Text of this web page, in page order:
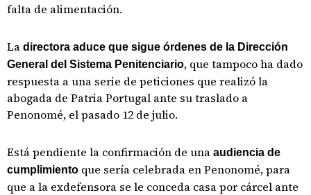
falta de alimentación.
La directora aduce que sigue órdenes de la Dirección
General del Sistema Penitenciario, que tampoco ha dado
respuesta a una serie de peticiones que realizó la
abogada de Patria Portugal ante su traslado a
Penonomé, el pasado 12 de julio.
Está pendiente la confirmación de una audiencia de
cumplimiento que sería celebrada en Penonomé, para
que a la exdefensora se le conceda casa por cárcel ante